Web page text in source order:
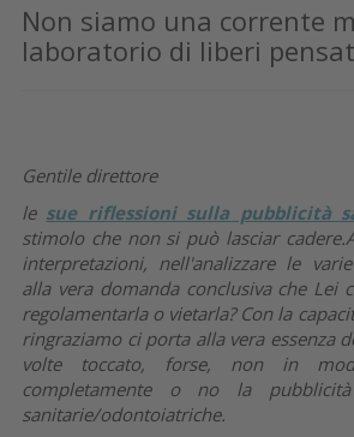
Non siamo una corrente
laboratorio di liberi
Gentile direttore
le sue riflessioni sulla pubblicità
stimolo che non si può lasciar
interpretazioni, nell'analizzare le
alla vera domanda conclusiva che Lei
regolamentarla o vietarla? Con la
ringraziamo ci porta alla vera essenza
volte toccato, forse, non in
completamente o no la
sanitarie/odontoiatriche.